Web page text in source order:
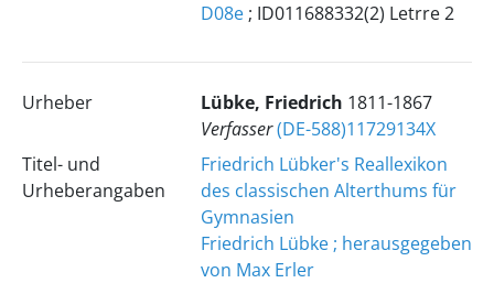
D08e; ID011688332(2) Letrre 2
Urheber Lübke, Friedrich 1811-1867
Verfasser(DE-588)11729134X
Titel- und
Urheberangaben
Friedrich Lübker's Reallexikon
des classischen Alterthums für
Gymnasien
Friedrich Lübke ; herausgegeben
von Max Erler